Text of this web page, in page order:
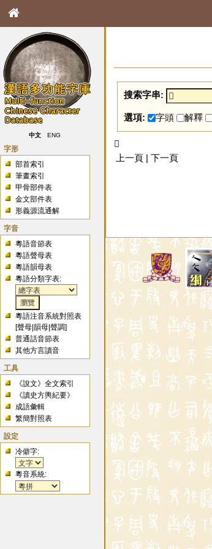
中文 ENG
字形
部首索引
筆畫索引
甲骨部件表
金文部件表
形義源流通解
字音
粵語音節表
粵語聲母表
粵語韻母表
粵語分類字表:
粵語注音系統對照表
[聲母 |韻母 |聲調]
普通話音節表
其他方言讀音
工具
《說文》全文索引
《讀史方輿紀要》
成語彙輯
繁簡對照表
設定
冷僻字:
粵音系統:
搜索字串:
選項: 字頭 解釋
𩱓
上一頁 | 下一頁